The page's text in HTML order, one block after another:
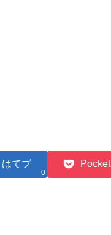
はてブ
0
Pocket